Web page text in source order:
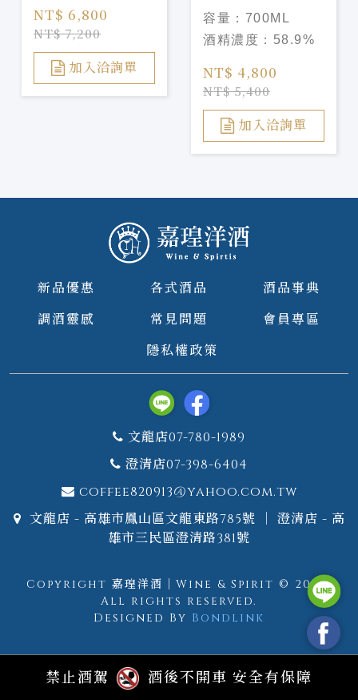
NT$ 6,800
NT$ 7,200
加入洽詢單
爾 天使甄選#1 大
摩2008/16年
GORDON
MACPHAIL
DALMORE
容量： 700ML
酒精濃度： 58.9%
NT$ 4,800
NT$ 5,400
加入洽詢單
新品優惠 各式酒品
酒品事典
調酒靈感
常見問題
會員專區
隱私權政策
文龍店07-780-1989
澄清店07-398-6404
coffee820913@yahoo.com.tw
文龍店 - 高雄市鳳山區文龍東路785號 ｜ 澄清店 - 高
雄市三民區澄清路381號
Copyright 嘉瑝洋酒｜Wine & Spirit © 2026.
All rights reserved.
Designed By Bondlink
禁止酒駕 酒後不開車 安全有保障